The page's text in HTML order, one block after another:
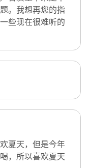
。我想再您的指
些现在很难听的
夏天，但是今年
，所以喜欢夏天